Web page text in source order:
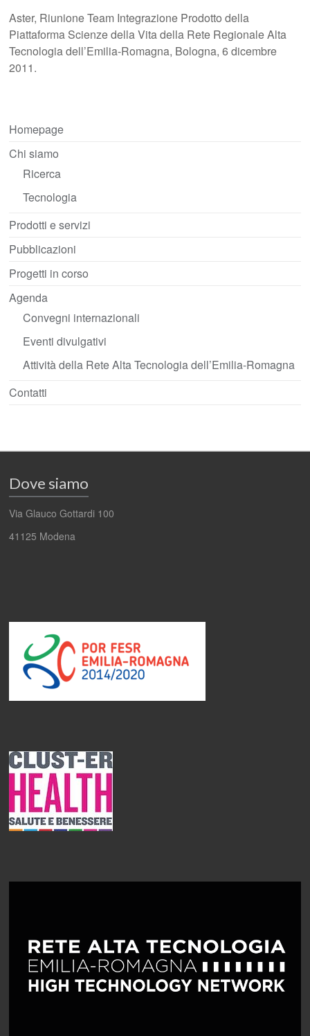
Aster, Riunione Team Integrazione Prodotto della
Piattaforma Scienze della Vita della Rete Regionale Alta
Tecnologia dell’Emilia-Romagna, Bologna, 6 dicembre
2011.
Homepage
Chi siamo
Ricerca
Tecnologia
Prodotti e servizi
Pubblicazioni
Progetti in corso
Agenda
Convegni internazionali
Eventi divulgativi
Attività della Rete Alta Tecnologia dell’Emilia-Romagna
Contatti
Dove siamo
Via Glauco Gottardi 100
41125 Modena